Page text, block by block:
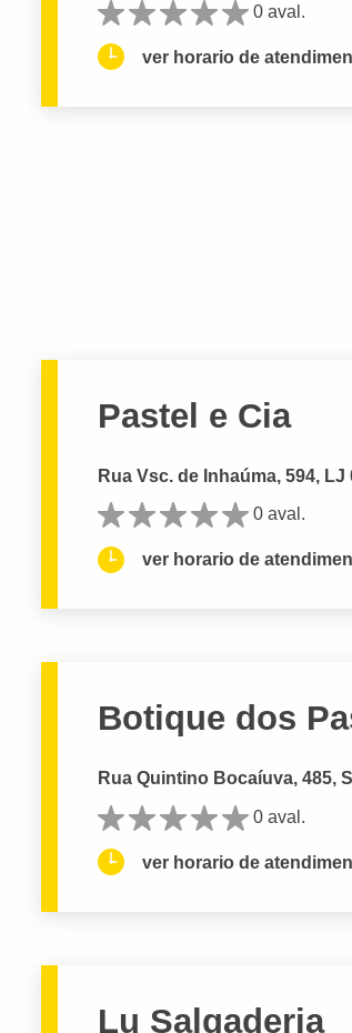
0 aval.
ver horario de
Pastel e Cia
Rua Vsc. de Inhaúma, 594,
0 aval.
ver horario de
Botique dos
Rua Quintino Bocaíuva, 485,
0 aval.
ver horario de
Lu Salgaderia